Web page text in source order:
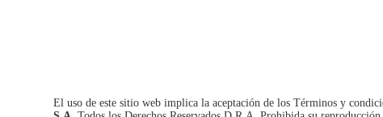
El uso de este sitio web implica la aceptación de los Términos y